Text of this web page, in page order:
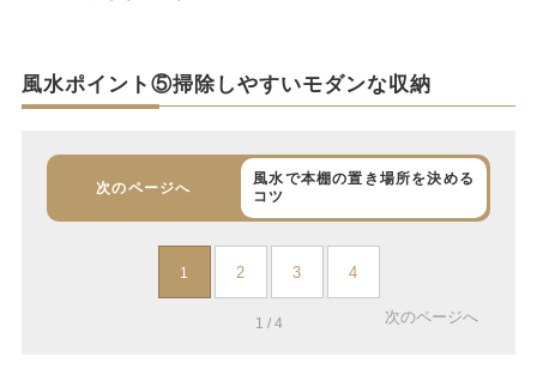
風水ポイント⑤掃除しやすいモダンな収納
次のページへ
風水で本棚の置き場所を決める
コツ
1 2 3 4
1 / 4 次のページへ